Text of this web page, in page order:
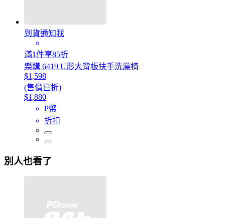
到貨通知我
滿1件享85折
樂購 6419 U形大背板扶手洗澡椅
$1,598
(售價已折)
$1,880
P幣
折扣
別人也看了